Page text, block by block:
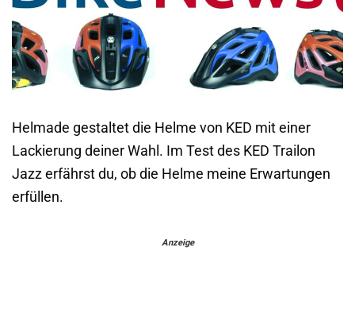
Helmade gestaltet die Helme von KED mit einer
Lackierung deiner Wahl. Im Test des KED Trailon
Jazz erfährst du, ob die Helme meine Erwartungen
erfüllen.
Anzeige